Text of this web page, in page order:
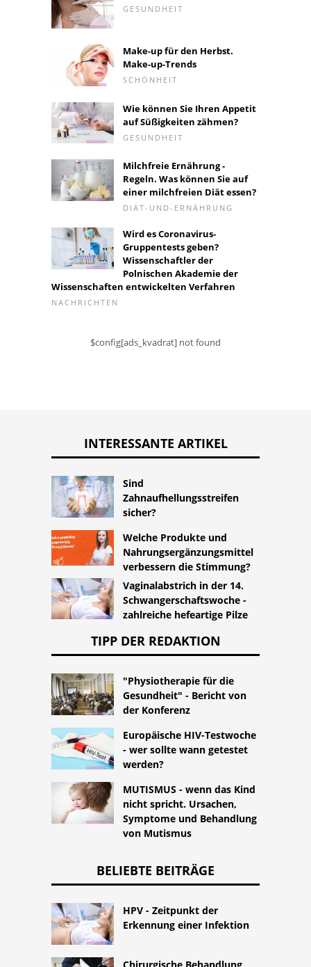
GESUNDHEIT
Make-up für den Herbst.
Make-up-Trends
SCHÖNHEIT
Wie können Sie Ihren Appetit
auf Süßigkeiten zähmen?
GESUNDHEIT
Milchfreie Ernährung -
Regeln. Was können Sie auf
einer milchfreien Diät essen?
DIÄT-UND-ERNÄHRUNG
Wird es Coronavirus-
Gruppentests geben?
Wissenschaftler der
Polnischen Akademie der
Wissenschaften entwickelten Verfahren
NACHRICHTEN
$config[ads_kvadrat] not found
INTERESSANTE ARTIKEL
Sind
Zahnaufhellungsstreifen
sicher?
Welche Produkte und
Nahrungsergänzungsmittel
verbessern die Stimmung?
Vaginalabstrich in der 14.
Schwangerschaftswoche -
zahlreiche hefeartige Pilze
TIPP DER REDAKTION
"Physiotherapie für die
Gesundheit" - Bericht von
der Konferenz
Europäische HIV-Testwoche
- wer sollte wann getestet
werden?
MUTISMUS - wenn das Kind
nicht spricht. Ursachen,
Symptome und Behandlung
von Mutismus
BELIEBTE BEITRÄGE
HPV - Zeitpunkt der
Erkennung einer Infektion
Chirurgische Behandlung